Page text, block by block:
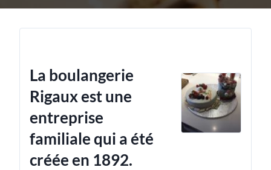
La boulangerie
Rigaux est une
entreprise
familiale qui a été
créée en 1892.